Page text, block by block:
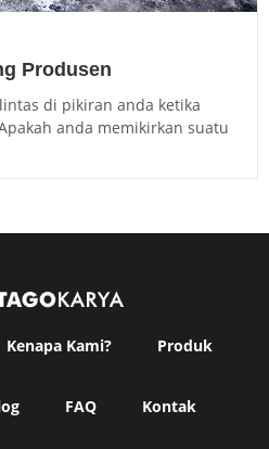
Produsen
di pikiran anda ketika
anda memikirkan suatu
Kenapa Kami? Produk
FAQ Kontak